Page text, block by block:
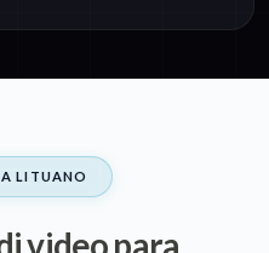
LITUANO
video para